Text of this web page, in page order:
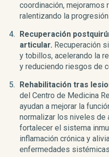
coordinación, mejoramos
ralentizando la
Recuperación
articular. Recuperación
y tobillos, acelerando la
y reduciendo riesgos de
Rehabilitación tras
del Centro de Medicina
ayudan a mejorar la
normalizar los niveles de
fortalecer el sistema
inflamación crónica y
enfermedades